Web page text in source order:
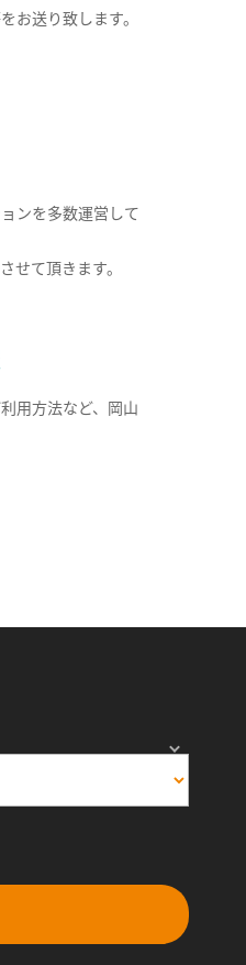
お送り致します。
ンを多数運営して
せて頂きます。
用方法など、岡山